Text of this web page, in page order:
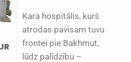
Kara hospitālis, kurš
atrodas pavisam tuvu
frontei pie Bakhmut,
lūdz palīdzību –